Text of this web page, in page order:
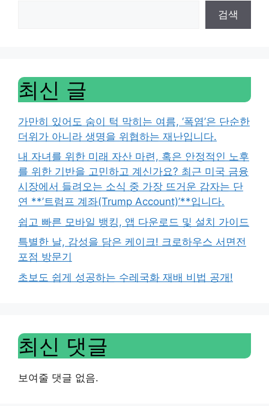
검색
최신 글
가만히 있어도 숨이 턱 막히는 여름, ‘폭염’은 단순한
더위가 아니라 생명을 위협하는 재난입니다.
내 자녀를 위한 미래 자산 마련, 혹은 안정적인 노후
를 위한 기반을 고민하고 계신가요? 최근 미국 금융
시장에서 들려오는 소식 중 가장 뜨거운 감자는 단
연 **’트럼프 계좌(Trump Account)’**입니다.
쉽고 빠른 모바일 뱅킹, 앱 다운로드 및 설치 가이드
특별한 날, 감성을 담은 케이크! 크로하우스 서면전
포점 방문기
초보도 쉽게 성공하는 수레국화 재배 비법 공개!
최신 댓글
보여줄 댓글 없음.